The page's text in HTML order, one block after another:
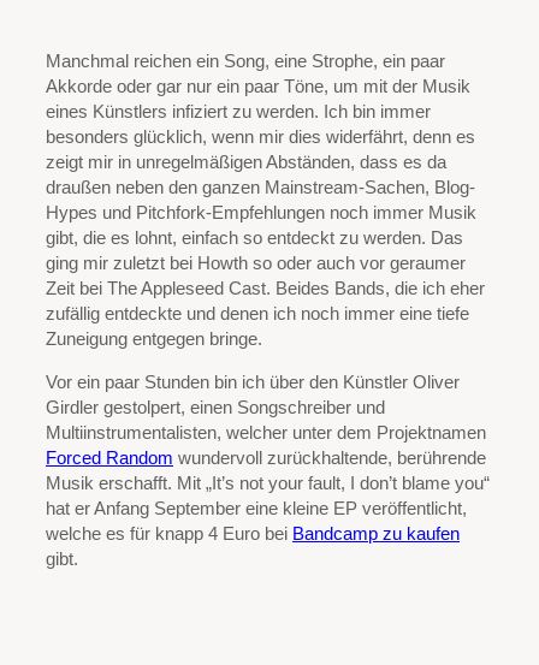
Manchmal reichen ein Song, eine Strophe, ein paar
Akkorde oder gar nur ein paar Töne, um mit der Musik
eines Künstlers infiziert zu werden. Ich bin immer
besonders glücklich, wenn mir dies widerfährt, denn es
zeigt mir in unregelmäßigen Abständen, dass es da
draußen neben den ganzen Mainstream-Sachen, Blog-
Hypes und Pitchfork-Empfehlungen noch immer Musik
gibt, die es lohnt, einfach so entdeckt zu werden. Das
ging mir zuletzt bei Howth so oder auch vor geraumer
Zeit bei The Appleseed Cast. Beides Bands, die ich eher
zufällig entdeckte und denen ich noch immer eine tiefe
Zuneigung entgegen bringe.
Vor ein paar Stunden bin ich über den Künstler Oliver
Girdler gestolpert, einen Songschreiber und
Multiinstrumentalisten, welcher unter dem Projektnamen
Forced Random wundervoll zurückhaltende, berührende
Musik erschafft. Mit „It’s not your fault, I don’t blame you“
hat er Anfang September eine kleine EP veröffentlicht,
welche es für knapp 4 Euro bei Bandcamp zu kaufen
gibt.